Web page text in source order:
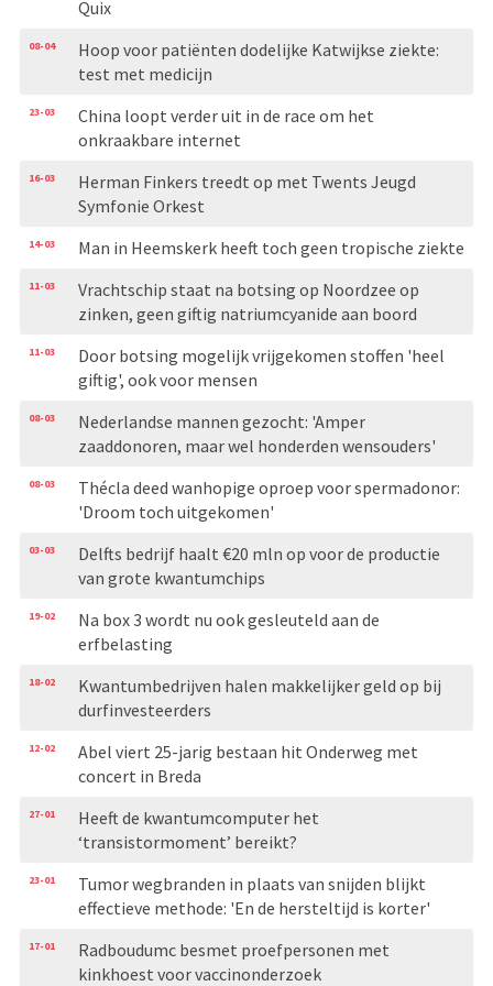
Quix
08-04
Hoop voor patiënten dodelijke Katwijkse ziekte:
test met medicijn
23-03
China loopt verder uit in de race om het
onkraakbare internet
16-03
Herman Finkers treedt op met Twents Jeugd
Symfonie Orkest
14-03 Man in Heemskerk heeft toch geen tropische ziekte
11-03
Vrachtschip staat na botsing op Noordzee op
zinken, geen giftig natriumcyanide aan boord
11-03
Door botsing mogelijk vrijgekomen stoffen 'heel
giftig', ook voor mensen
08-03
Nederlandse mannen gezocht: 'Amper
zaaddonoren, maar wel honderden wensouders'
08-03
Thécla deed wanhopige oproep voor spermadonor:
'Droom toch uitgekomen'
03-03
Delfts bedrijf haalt €20 mln op voor de productie
van grote kwantumchips
19-02
Na box 3 wordt nu ook gesleuteld aan de
erfbelasting
18-02
Kwantumbedrijven halen makkelijker geld op bij
durfinvesteerders
12-02
Abel viert 25-jarig bestaan hit Onderweg met
concert in Breda
27-01
Heeft de kwantumcomputer het
‘transistormoment’ bereikt?
23-01
Tumor wegbranden in plaats van snijden blijkt
effectieve methode: 'En de hersteltijd is korter'
17-01
Radboudumc besmet proefpersonen met
kinkhoest voor vaccinonderzoek